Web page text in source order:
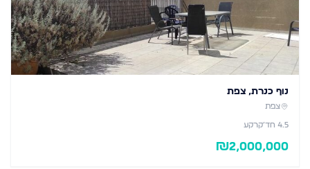
נוף כנרת, צפת
צפת
4.5 חד׳קרקע
₪2,000,000